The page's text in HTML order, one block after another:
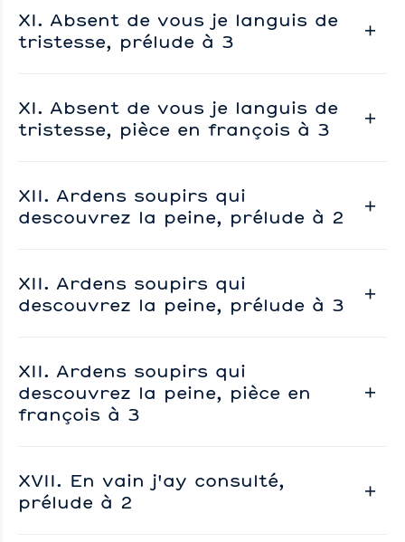
XI. Absent de vous je languis de
tristesse, prélude à 3
XI. Absent de vous je languis de
tristesse, pièce en françois à 3
XII. Ardens soupirs qui
descouvrez la peine, prélude à 2
XII. Ardens soupirs qui
descouvrez la peine, prélude à 3
XII. Ardens soupirs qui
descouvrez la peine, pièce en
françois à 3
XVII. En vain j'ay consulté,
prélude à 2